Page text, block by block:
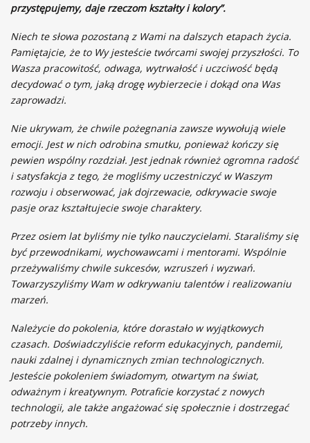
przystępujemy, daje rzeczom kształty i kolory”.
Niech te słowa pozostaną z Wami na dalszych etapach życia.
Pamiętajcie, że to Wy jesteście twórcami swojej przyszłości. To
Wasza pracowitość, odwaga, wytrwałość i uczciwość będą
decydować o tym, jaką drogę wybierzecie i dokąd ona Was
zaprowadzi.
Nie ukrywam, że chwile pożegnania zawsze wywołują wiele
emocji. Jest w nich odrobina smutku, ponieważ kończy się
pewien wspólny rozdział. Jest jednak również ogromna radość
i satysfakcja z tego, że mogliśmy uczestniczyć w Waszym
rozwoju i obserwować, jak dojrzewacie, odkrywacie swoje
pasje oraz kształtujecie swoje charaktery.
Przez osiem lat byliśmy nie tylko nauczycielami. Staraliśmy się
być przewodnikami, wychowawcami i mentorami. Wspólnie
przeżywaliśmy chwile sukcesów, wzruszeń i wyzwań.
Towarzyszyliśmy Wam w odkrywaniu talentów i realizowaniu
marzeń.
Należycie do pokolenia, które dorastało w wyjątkowych
czasach. Doświadczyliście reform edukacyjnych, pandemii,
nauki zdalnej i dynamicznych zmian technologicznych.
Jesteście pokoleniem świadomym, otwartym na świat,
odważnym i kreatywnym. Potraficie korzystać z nowych
technologii, ale także angażować się społecznie i dostrzegać
potrzeby innych.